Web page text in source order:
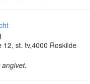
12, st. tv,4000 Roskilde